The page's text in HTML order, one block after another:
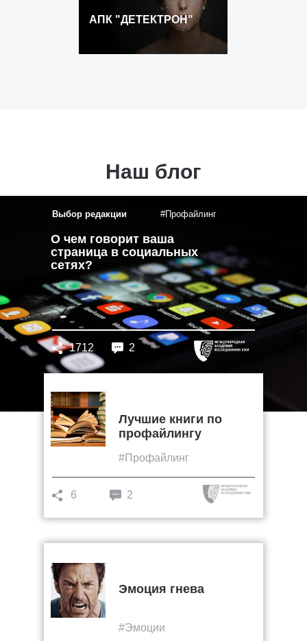
АПК "ДЕТЕКТРОН"
Наш блог
Выбор редакции
О чем говорит ваша
страница в социальных
сетях?
#Профайлинг
1712 2
Лучшие книги по
профайлингу
#Профайлинг
6 2
Эмоция гнева
#Эмоции